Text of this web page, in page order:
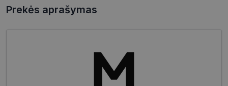
Prekės aprašymas